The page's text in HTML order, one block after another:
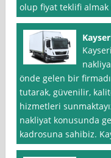
olup fiyat teklifi almak
önde gelen bir
tutarak, güvenilir,
hizmetleri
nakliyat konusunda
kadrosuna sahibiz.